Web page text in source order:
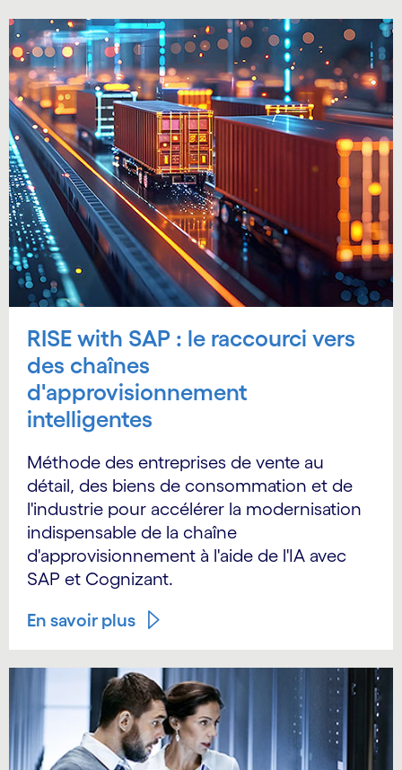
RISE with SAP : le raccourci vers
des chaînes
d'approvisionnement
intelligentes
Méthode des entreprises de vente au
détail, des biens de consommation et de
l'industrie pour accélérer la modernisation
indispensable de la chaîne
d'approvisionnement à l'aide de l'IA avec
SAP et Cognizant.
En savoir plus